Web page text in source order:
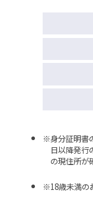
身分証明書
日以降発行
の現住所が
18歳未満の